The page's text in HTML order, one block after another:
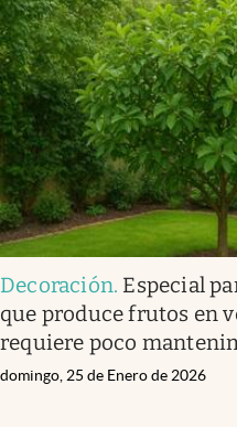
Decoración. Especial
que produce frutos en
requiere poco
domingo, 25 de Enero de 2026